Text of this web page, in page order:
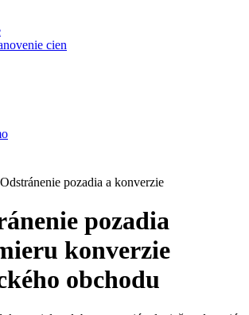
cien
Odstránenie pozadia a konverzie
pozadia
konverzie
obchodu